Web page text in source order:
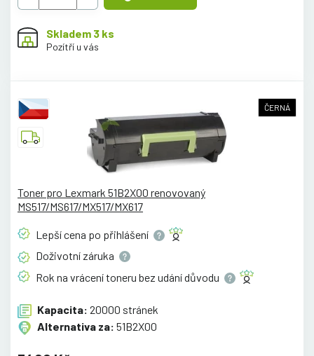
Skladem 3 ks
Pozítří u vás
ČERNÁ
Toner pro Lexmark 51B2X00 renovovaný
MS517/MS617/MX517/MX617
Lepší cena po přihlášení
Doživotní záruka
Rok na vrácení toneru bez udánídůvodu
Kapacita: 20000 stránek
Alternativa za: 51B2X00